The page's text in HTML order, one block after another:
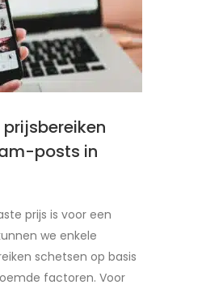
posts in
prijs is voor een
we enkele
schetsen op basis
factoren. Voor